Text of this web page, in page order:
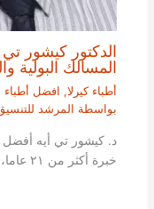
الدكتور كيشور
المسالك البولية
أطباء كيرلا, افضل أطباء
بواسطة المرشد
د. كيشور تي أيه أفضل
خبرة أكثر من ٢١ عاما، يعتبر الدكتور كيشور من […]